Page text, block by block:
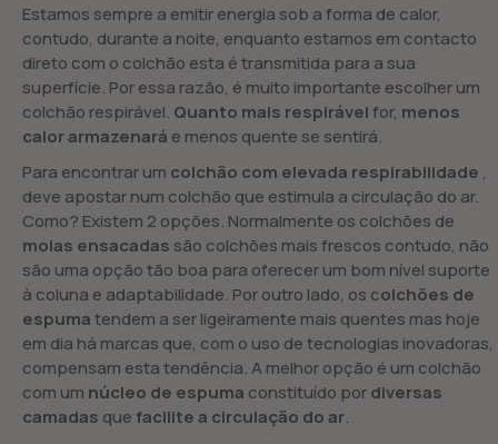
Estamos sempre a emitir energia sob a forma de calor,
contudo, durante a noite, enquanto estamos em contacto
direto com o colchão esta é transmitida para a sua
superfície. Por essa razão, é muito importante escolher um
colchão respirável. Quanto mais respirávelfor, menos
calor armazenará e menos quente se sentirá.
Para encontrar um colchão com elevada respirabilidade ,
deve apostar num colchão que estimula a circulação do ar.
Como? Existem 2 opções. Normalmente os colchões de
molas ensacadas são colchões mais frescos contudo, não
são uma opção tão boa para oferecer um bom nível suporte
à coluna e adaptabilidade. Por outro lado, os colchões de
espumatendem a ser ligeiramente mais quentes mas hoje
em dia há marcas que, com o uso de tecnologias inovadoras,
compensam esta tendência. A melhor opção é um colchão
com um núcleo de espuma constituído pordiversas
camadas que facilite a circulação do ar.